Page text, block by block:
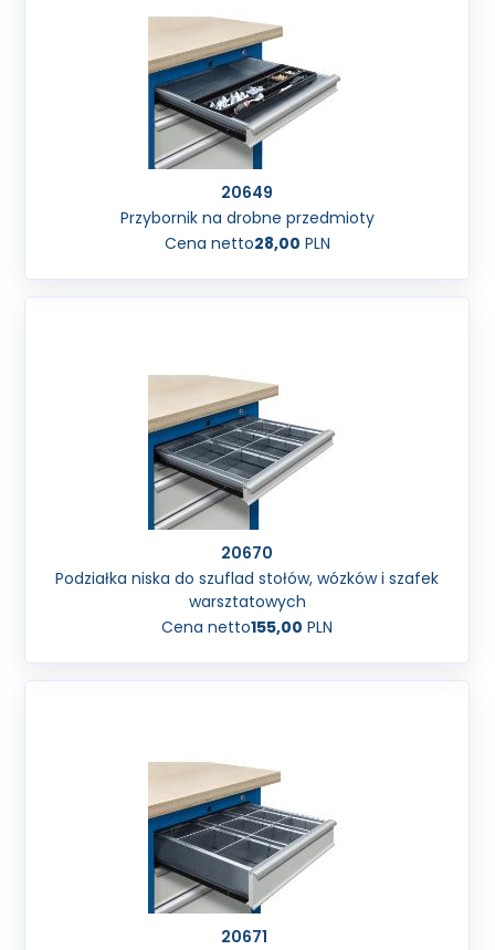
20649
Przybornik na drobne przedmioty
Cena netto28,00 PLN
20670
Podziałka niska do szuflad stołów, wózków i szafek
warsztatowych
Cena netto155,00 PLN
20671